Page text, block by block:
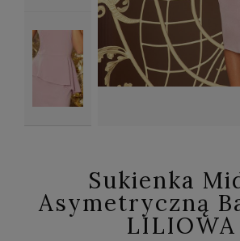
Sukienka
Asymetryczną
LILIOWA